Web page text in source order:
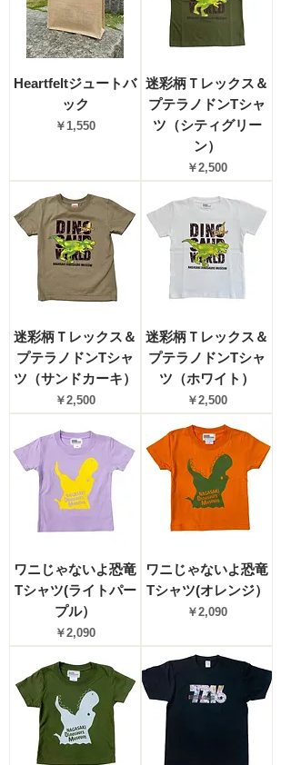
Heartfeltジュートバ
ック
価格
￥1,550
迷彩柄Ｔレックス＆
プテラノドンTシャ
ツ（シティグリー
ン）
価格
￥2,500
迷彩柄Ｔレックス＆
プテラノドンTシャ
ツ（サンドカーキ）
価格
￥2,500
迷彩柄Ｔレックス＆
プテラノドンTシャ
ツ（ホワイト）
価格
￥2,500
ワニじゃないよ恐竜
Tシャツ(ライトパー
プル）
価格
￥2,090
ワニじゃないよ恐竜
Tシャツ(オレンジ）
価格
￥2,090